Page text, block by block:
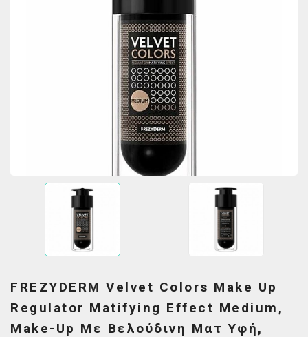
FREZYDERM Velvet Colors Make Up
Regulator Matifying Effect Medium,
Make-Up Με Βελούδινη Ματ Υφή,